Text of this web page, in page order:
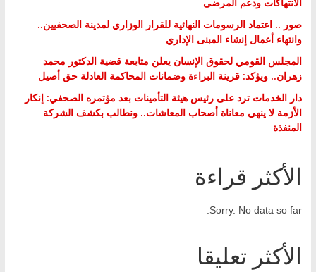
صور .. اعتماد الرسومات النهائية للقرار الوزاري لمدينة الصحفيين..
وانتهاء أعمال إنشاء المبنى الإداري
المجلس القومي لحقوق الإنسان يعلن متابعة قضية الدكتور محمد
زهران.. ويؤكد: قرينة البراءة وضمانات المحاكمة العادلة حق أصيل
دار الخدمات ترد على رئيس هيئة التأمينات بعد مؤتمره الصحفي: إنكار
الأزمة لا ينهي معاناة أصحاب المعاشات.. ونطالب بكشف الشركة
المنفذة
الأكثر قراءة
Sorry. No data so far.
الأكثر تعليقا